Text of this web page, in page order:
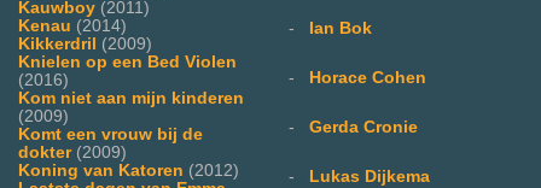
Kauwboy (2011)
Kenau (2014)
Kikkerdril (2009)
Knielen op een Bed Violen
(2016)
Kom niet aan mijn kinderen
(2009)
Komt een vrouw bij de
dokter(2009)
Koning van Katoren (2012)
- Ian Bok
- Horace Cohen
- Gerda Cronie
- Lukas Dijkema